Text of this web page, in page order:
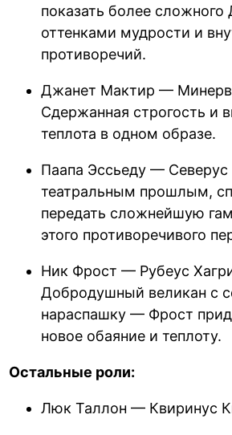
показать более
оттенками мудрости и
противоречий.
Джанет Мактир —
Сдержанная строгость и
теплота в одном образе.
Паапа Эссьеду — Северус
театральным прошлым,
передать сложнейшую
этого противоречивого
Ник Фрост — Рубеус
Добродушный великан с
нараспашку — Фрост
новое обаяние и теплоту.
Остальные роли:
Люк Таллон — Квиринус